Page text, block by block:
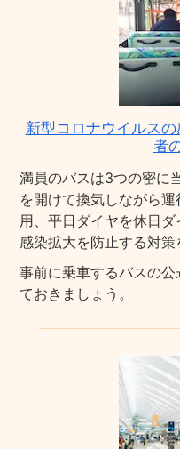
新型コロナウイルス
者
満員のバスは3つの密に
を開けて換気しながら
用、平日ダイヤを休日
感染拡大を防止する対策
事前に乗車するバスの
ておきましょう。